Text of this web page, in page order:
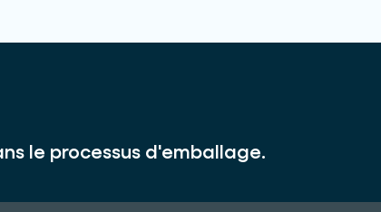
le processus d'emballage.